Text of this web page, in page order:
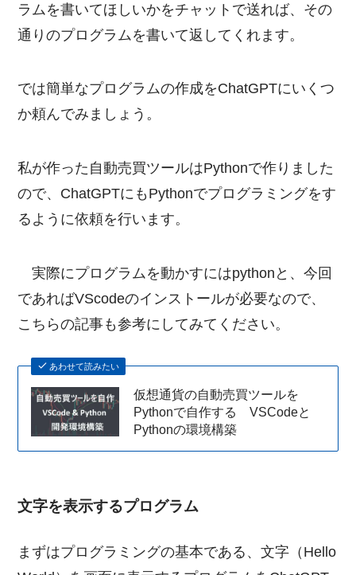
ラムを書いてほしいかをチャットで送れば、その
通りのプログラムを書いて返してくれます。
では簡単なプログラムの作成をChatGPTにいくつ
か頼んでみましょう。
私が作った自動売買ツールはPythonで作りました
ので、ChatGPTにもPythonでプログラミングをす
るように依頼を行います。
実際にプログラムを動かすにはpythonと、今回
であればVScodeのインストールが必要なので、
こちらの記事も参考にしてみてください。
あわせて読みたい
仮想通貨の自動売買ツールを
Pythonで自作する VSCodeと
Pythonの環境構築
文字を表示するプログラム
まずはプログラミングの基本である、文字（Hello